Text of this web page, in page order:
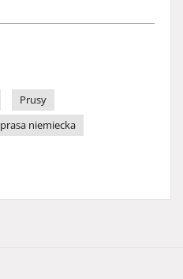
Prusy
prasa niemiecka